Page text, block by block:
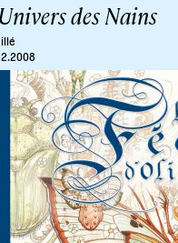
des Nains